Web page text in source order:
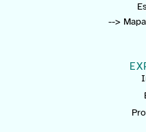
-->